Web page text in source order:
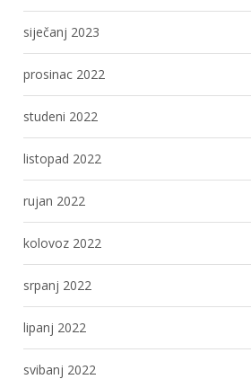
siječanj 2023
prosinac 2022
studeni 2022
listopad 2022
rujan 2022
kolovoz 2022
srpanj 2022
lipanj 2022
svibanj 2022